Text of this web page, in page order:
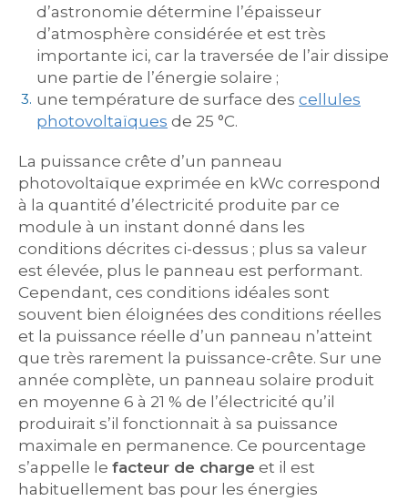
d’astronomie détermine l’épaisseur
d’atmosphère considérée et est très
importante ici, car la traversée de l’air dissipe
une partie de l’énergie solaire ;
une température de surface des cellules
photovoltaïques de 25 °C.
La puissance crête d’un panneau
photovoltaïque exprimée en kWc correspond
à la quantité d’électricité produite par ce
module à un instant donné dans les
conditions décrites ci-dessus ; plus sa valeur
est élevée, plus le panneau est performant.
Cependant, ces conditions idéales sont
souvent bien éloignées des conditions réelles
et la puissance réelle d’un panneau n’atteint
que très rarement la puissance-crête. Sur une
année complète, un panneau solaire produit
en moyenne 6 à 21 % de l’électricité qu’il
produirait s’il fonctionnait à sa puissance
maximale en permanence. Ce pourcentage
s’appelle le facteur de charge et il est
habituellement bas pour les énergies